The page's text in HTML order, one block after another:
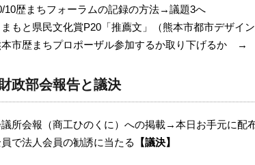
10歴まちフォーラムの記録の方法→議題3へ
まもと県民文化賞P20「推薦文」（熊本市都市デザイン
本市歴まちプロポーザル参加するか取り下げるか
政部会報告と議決
所会報（商工ひのくに）への掲載→本日お手元に配
で法人会員の勧誘に当たる
【議決】